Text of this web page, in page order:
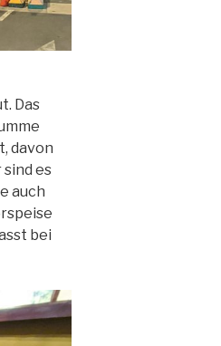
Das
davon
sind es
auch
bei